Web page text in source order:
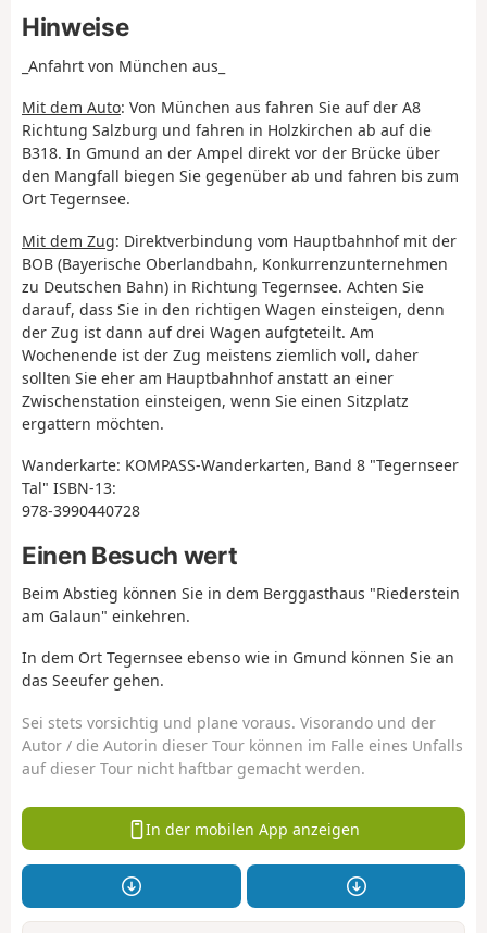
Hinweise
_Anfahrt von München aus_
Mit dem Auto: Von München aus fahren Sie auf der A8
Richtung Salzburg und fahren in Holzkirchen ab auf die
B318. In Gmund an der Ampel direkt vor der Brücke über
den Mangfall biegen Sie gegenüber ab und fahren bis zum
Ort Tegernsee.
Mit dem Zug: Direktverbindung vom Hauptbahnhof mit der
BOB (Bayerische Oberlandbahn, Konkurrenzunternehmen
zu Deutschen Bahn) in Richtung Tegernsee. Achten Sie
darauf, dass Sie in den richtigen Wagen einsteigen, denn
der Zug ist dann auf drei Wagen aufgteteilt. Am
Wochenende ist der Zug meistens ziemlich voll, daher
sollten Sie eher am Hauptbahnhof anstatt an einer
Zwischenstation einsteigen, wenn Sie einen Sitzplatz
ergattern möchten.
Wanderkarte: KOMPASS-Wanderkarten, Band 8 "Tegernseer
Tal" ISBN-13:
978-3990440728
Einen Besuch wert
Beim Abstieg können Sie in dem Berggasthaus "Riederstein
am Galaun" einkehren.
In dem Ort Tegernsee ebenso wie in Gmund können Sie an
das Seeufer gehen.
Sei stets vorsichtig und plane voraus. Visorando und der
Autor / die Autorin dieser Tour können im Falle eines Unfalls
auf dieser Tour nicht haftbar gemacht werden.
In der mobilen App anzeigen